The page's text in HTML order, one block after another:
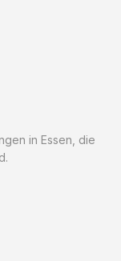
in Essen, die